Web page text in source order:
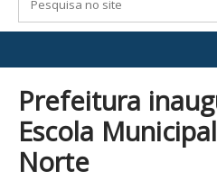
Prefeitura
Escola
Norte